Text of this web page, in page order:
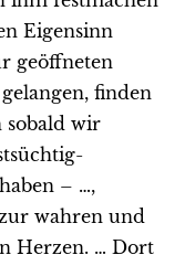
Eigensinn
geöffneten
finden
sobald wir
– …,
wahren und
Herzen. … Dort